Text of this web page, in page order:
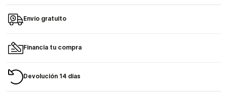
Envío gratuito
Financia tu compra
Devolución 14 días